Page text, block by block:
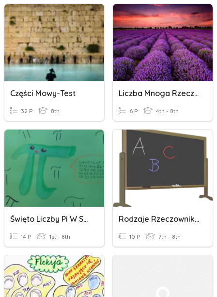
Części Mowy-Test
32 P 8th
Liczba Mnoga Rzeczowników Angielskich
6 P 4th - 8th
Święto Liczby Pi W SP4
14 P 1st - 8th
Rodzaje Rzeczowników
10 P 7th - 8th